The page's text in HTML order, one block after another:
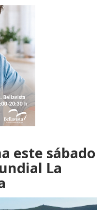
este sábado
La